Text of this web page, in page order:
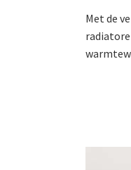
Met de